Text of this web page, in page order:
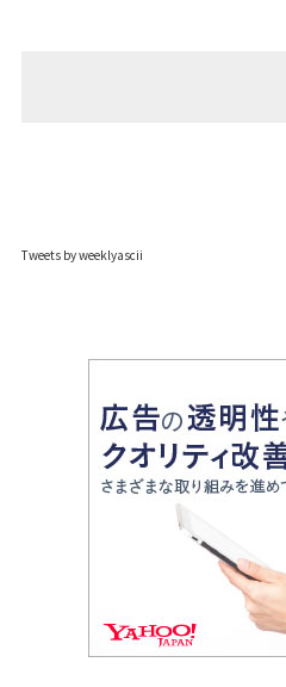
Tweets by weeklyascii